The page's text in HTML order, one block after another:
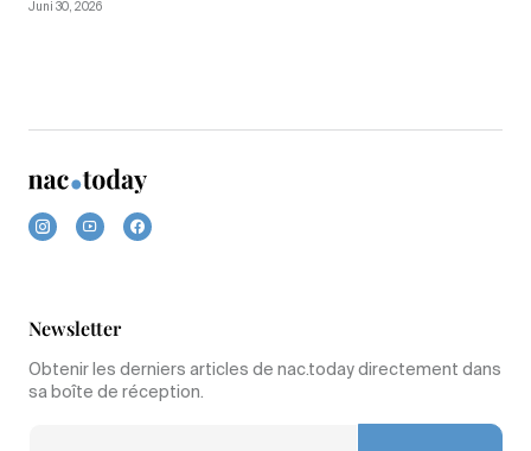
Juni 30, 2026
Newsletter
Obtenir les derniers articles de nac.today directement dans
sa boîte de réception.